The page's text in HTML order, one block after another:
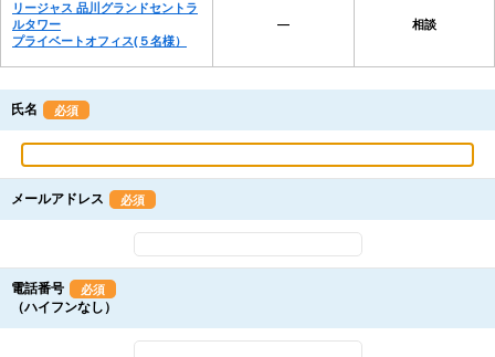
リージャス 品川グランドセントラ
ルタワー
プライベートオフィス(５名様）
― 相談
氏名 必須
メールアドレス 必須
電話番号 必須
（ハイフンなし）